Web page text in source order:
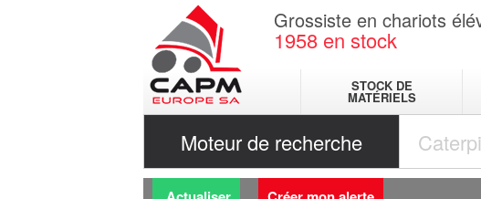
Grossiste en chariots
1958 en stock
STOCK DE
MATÉRIELS
Moteur de recherche